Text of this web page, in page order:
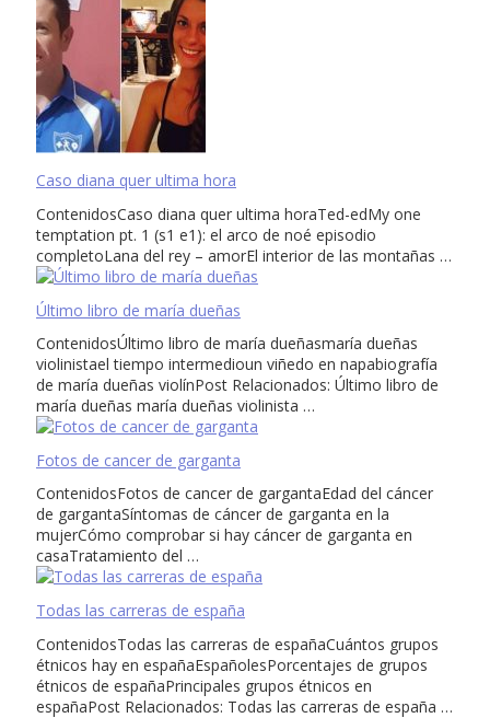
Caso diana quer ultima hora
ContenidosCaso diana quer ultima horaTed-edMy one
temptation pt. 1 (s1 e1): el arco de noé episodio
completoLana del rey – amorEl interior de las montañas …
Último libro de maría dueñas
ContenidosÚltimo libro de maría dueñasmaría dueñas
violinistael tiempo intermedioun viñedo en napabiografía
de maría dueñas violínPost Relacionados: Último libro de
maría dueñas maría dueñas violinista …
Fotos de cancer de garganta
ContenidosFotos de cancer de gargantaEdad del cáncer
de gargantaSíntomas de cáncer de garganta en la
mujerCómo comprobar si hay cáncer de garganta en
casaTratamiento del …
Todas las carreras de españa
ContenidosTodas las carreras de españaCuántos grupos
étnicos hay en españaEspañolesPorcentajes de grupos
étnicos de españaPrincipales grupos étnicos en
españaPost Relacionados: Todas las carreras de españa …